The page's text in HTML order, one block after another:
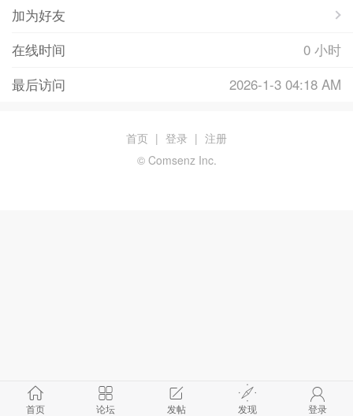
加为好友
在线时间
0 小时
最后访问
2026-1-3 04:18 AM
首页 论坛 发帖 发现 登录
首页 | 登录 | 注册
© Comsenz Inc.